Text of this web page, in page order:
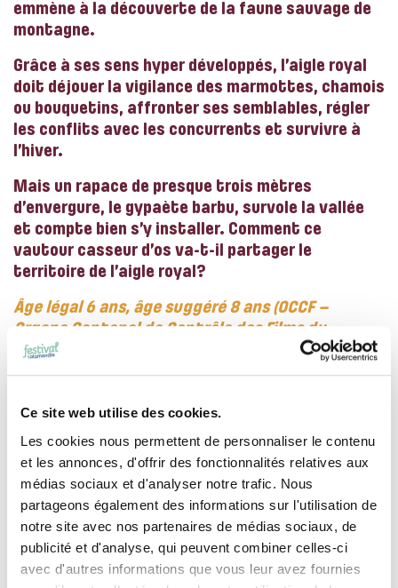
Ce site web utilise des cookies.
Les cookies nous permettent de personnaliser le contenu
et les annonces, d'offrir des fonctionnalités relatives aux
médias sociaux et d'analyser notre trafic. Nous
partageons également des informations sur l'utilisation de
notre site avec nos partenaires de médias sociaux, de
publicité et d'analyse, qui peuvent combiner celles-ci
avec d'autres informations que vous leur avez fournies
emmène à la découverte de la faune sauvage de
montagne.
Grâce à ses sens hyper développés, l’aigle royal
doit déjouer la vigilance des marmottes, chamois
ou bouquetins, affronter ses semblables, régler
les conflits avec les concurrents et survivre à
l’hiver.
Mais un rapace de presque trois mètres
d’envergure, le gypaète barbu, survole la vallée
et compte bien s’y installer. Comment ce
vautour casseur d’os va-t-il partager le
territoire de l’aigle royal?
Âge légal 6 ans, âge suggéré 8 ans (OCCF –
Organe Cantonal de Contrôle des Films du
Canton de Vaud)
Retrouvez Anne, Véronique et Eric Lapied
auCoin des curieuxpour une conférence le
samedi à 13h!